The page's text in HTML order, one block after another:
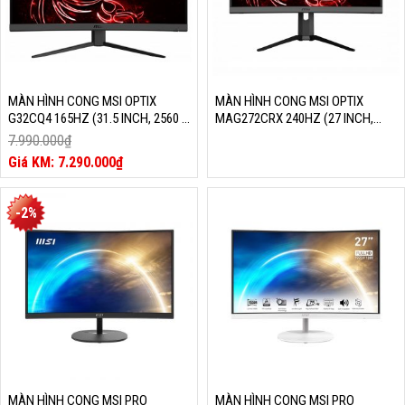
MÀN HÌNH CONG MSI OPTIX
G32CQ4 165HZ (31.5 INCH, 2560 X
1440, 165HZ, VA, 1MS)
7.990.000₫
Giá
gốc
là:
7.990.000₫.
7.290.000₫
Giá
hiện
tại
là:
7.290.000₫.
MÀN HÌNH CONG MSI OPTIX
MAG272CRX 240HZ (27 INCH,
-2%
MÀN HÌNH CONG MSI PRO MÀN HÌNH CONG MSI PRO